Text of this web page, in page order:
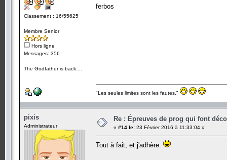
Classement : 16/55625
Membre Senior
Hors ligne
Messages: 356
The Godfather is back....
ferbos
"Les seules limites sont les fautes."
pixis
Administrateur
Re : Épreuves de prog qui font
« #14 le: 23 Février 2016 à 11:33:04 »
Tout à fait, et j'adhère.